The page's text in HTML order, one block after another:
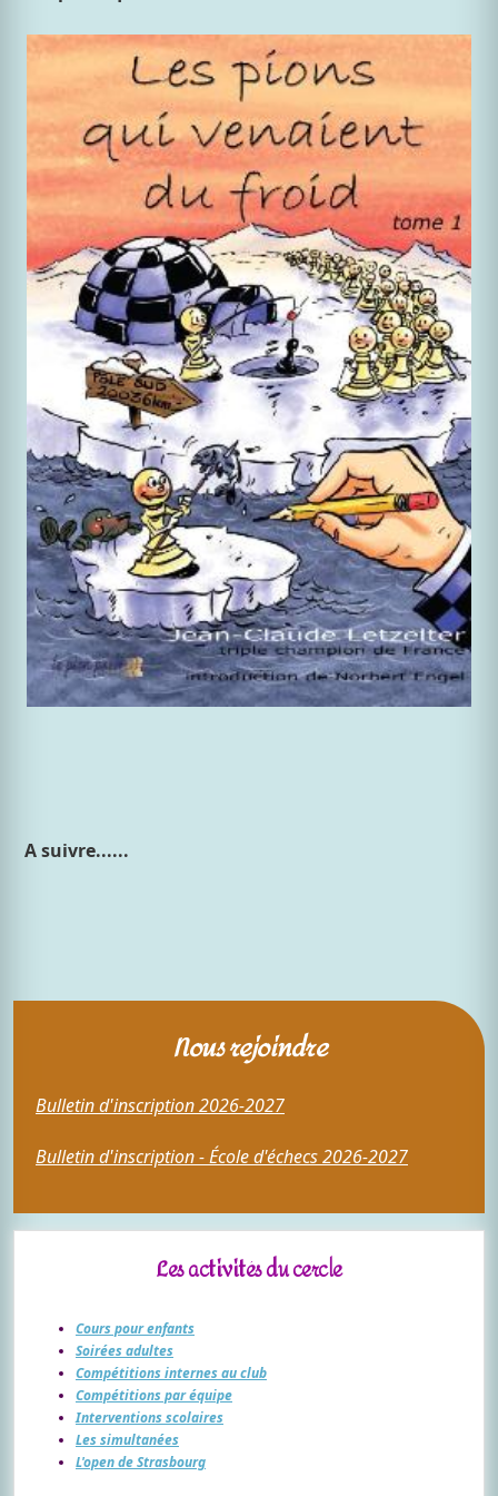
A suivre......
Nous rejoindre
Bulletin d'inscription 2026-2027
Bulletin d'inscription - École d'échecs 2026-2027
Les activités du cercle
Cours pour enfants
Soirées adultes
Compétitions internes au club
Compétitions par équipe
Interventions scolaires
Les simultanées
L'open de Strasbourg